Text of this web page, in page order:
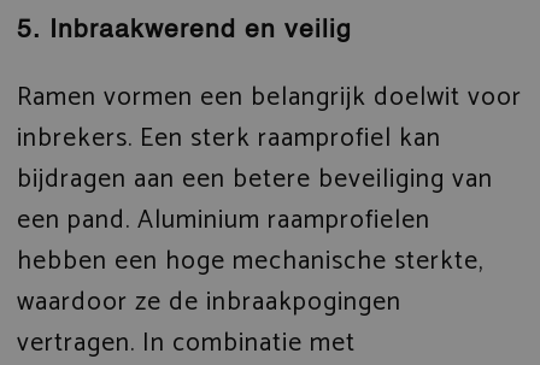
5. Inbraakwerend en veilig
Ramen vormen een belangrijk doelwit voor
inbrekers. Een sterk raamprofiel kan
bijdragen aan een betere beveiliging van
een pand. Aluminium raamprofielen
hebben een hoge mechanische sterkte,
waardoor ze de inbraakpogingen
vertragen. In combinatie met